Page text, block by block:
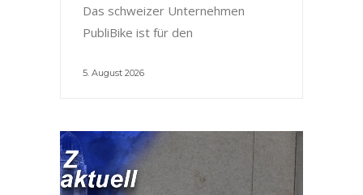
Das schweizer Unternehmen
PubliBike ist für den
5. August 2026